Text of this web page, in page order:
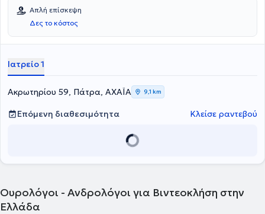
Στο πλήρως εξοπλισμένο ιατρείο του στην Πάτρα προσφέρει πλήθος
υπηρεσιών, εξατομικευμένες για τις ανάγκες εκάστοτε ασθενούς.
Απλή επίσκεψη
Δες το κόστος
Ιατρείο 1
Ακρωτηρίου 59, Πάτρα, ΑΧΑΪΑ 9,1 km
Επόμενη διαθεσιμότητα Κλείσε ραντεβού
Ουρολόγοι - Ανδρολόγοι για Βιντεοκλήση στην
Ελλάδα